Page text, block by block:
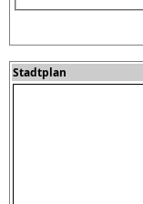
Stadtplan